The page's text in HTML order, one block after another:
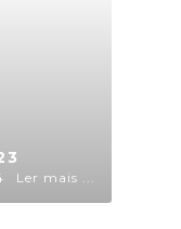
Ler mais ...